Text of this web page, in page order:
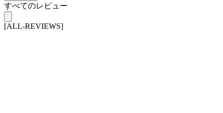
すべてのレビュー
[ALL-REVIEWS]